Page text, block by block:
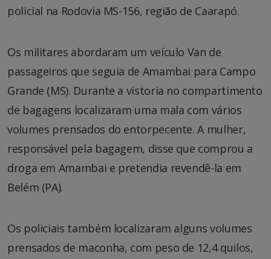
policial na Rodovia MS-156, região de Caarapó.
Os militares abordaram um veículo Van de
passageiros que seguia de Amambai para Campo
Grande (MS). Durante a vistoria no compartimento
de bagagens localizaram uma mala com vários
volumes prensados do entorpecente. A mulher,
responsável pela bagagem, disse que comprou a
droga em Amambai e pretendia revendê-la em
Belém (PA).
Os policiais também localizaram alguns volumes
prensados de maconha, com peso de 12,4 quilos,